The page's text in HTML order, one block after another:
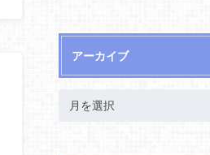
アーカイブ